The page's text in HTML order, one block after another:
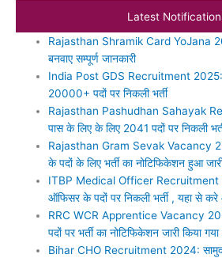
Latest
Rajasthan Shramik Card YoJana
बनवाए सम्‍पूर्ण जानकारी
India Post GDS Recruitment 2025:
20000+ पदों पर निकली भर्ती
Rajasthan Pashudhan Sahayak
पास के लिए के लिए 2041 पदों पर निकली
Rajasthan Gram Sevak Vacancy
के पदों के लिए भर्ती का नोटिफिकेशन हुआ
ITBP Medical Officer Recruitment
ऑफिसर के पदों पर निकली भर्ती , यहा से
RRC WCR Apprentice Vacancy
पदों पर भर्ती का नोटिफिकेशन जारी किया गया
Bihar CHO Recruitment 2024: